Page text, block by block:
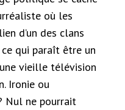
où les
d’un des clans
qui paraît être un
vieille télévision
Ironie ou
Nul ne pourrait